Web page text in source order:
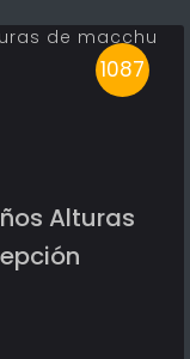
1087
Alturas